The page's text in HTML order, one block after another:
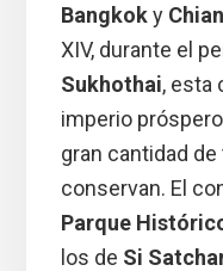
Bangkoky
XIV, durante el
Sukhothai, esta
imperio
gran cantidad
conservan. El
Parque
los de Si